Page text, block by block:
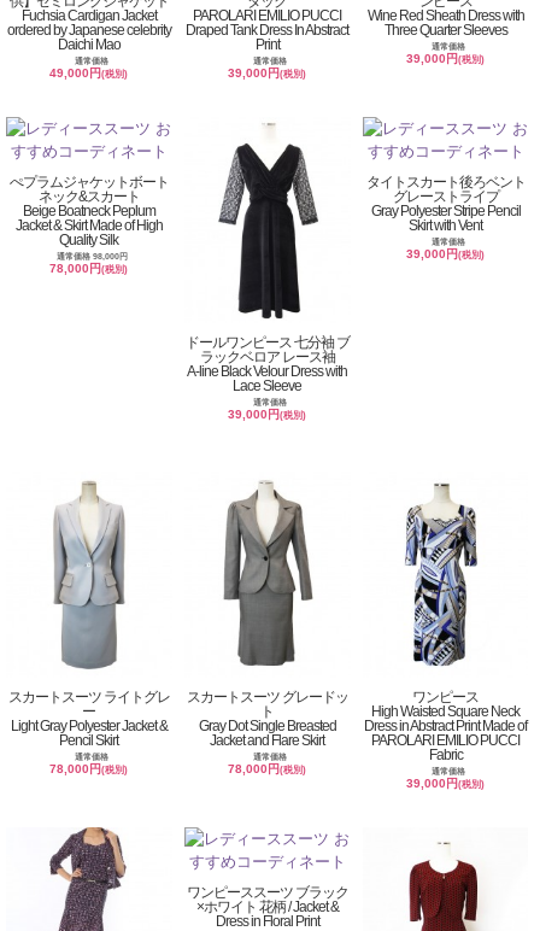
Fuchsia Cardigan Jacket
ordered by Japanese celebrity
Daichi Mao
通常価格
49,000円(税別)
PAROLARI EMILIO PUCCI
Draped Tank Dress In Abstract
Print
通常価格
39,000円(税別)
Wine Red Sheath Dress with
Three Quarter Sleeves
通常価格
39,000円(税別)
ぺプラムジャケットボート
ネック&スカート
Beige Boatneck Peplum
Jacket & Skirt Made of High
Quality Silk
通常価格 98,000円
78,000円(税別)
ドールワンピース 七分袖 ブ
ラックベロア レース袖
A-line Black Velour Dress with
Lace Sleeve
通常価格
39,000円(税別)
タイトスカート後ろベント
グレーストライプ
Gray Polyester Stripe Pencil
Skirt with Vent
通常価格
39,000円(税別)
スカートスーツ ライトグレ
ー
Light Gray Polyester Jacket &
Pencil Skirt
通常価格
78,000円(税別)
スカートスーツ グレードッ
ト
Gray Dot Single Breasted
Jacket and Flare Skirt
通常価格
78,000円(税別)
ワンピース
High Waisted Square Neck
Dress in Abstract Print Made of
PAROLARI EMILIO PUCCI
Fabric
通常価格
39,000円(税別)
ワンピーススーツ ブラック
×ホワイト 花柄 / Jacket &
Dress in Floral Print